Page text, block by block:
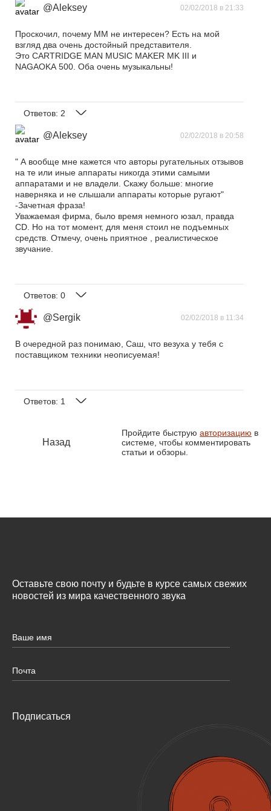
@Aleksey 02/02/2018 в 21:33
Проскочил, почему ММ не интересен? Есть на мой
взгляд два очень достойный представителя.
Это CARTRIDGE MAN MUSIC MAKER MK III и
NAGAOKA 500. Оба очень музыкальны!
Ответов: 2
@Aleksey 02/02/2018 в 20:58
" А вообще мне кажется что авторы ругательных отзывов
на те или иные аппараты никогда этими самыми
аппаратами и не владели. Скажу больше: многие
наверняка и не слышали аппараты которые ругают"
-Зачетная фраза!
Уважаемая фирма, было время немного юзал, правда
CD. Но на тот момент, для меня стоил не подъемных
средств. Отмечу, очень приятное , реалистическое
звучание.
Ответов: 0
@Sergik 02/02/2018 в 11:34
В очередной раз понимаю, Саш, что везуха у тебя с
поставщиком техники неописуемая!
Ответов: 1
Назад
Пройдите быструюавторизацию в
системе, чтобы комментировать
статьи и обзоры.
Оставьте свою почту и будьте в курсе самых свежих
новостей из мира качественного звука
Подписаться